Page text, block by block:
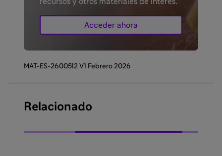
Acceder ahora
MAT-ES-2600512 V1 Febrero 2026
Relacionado